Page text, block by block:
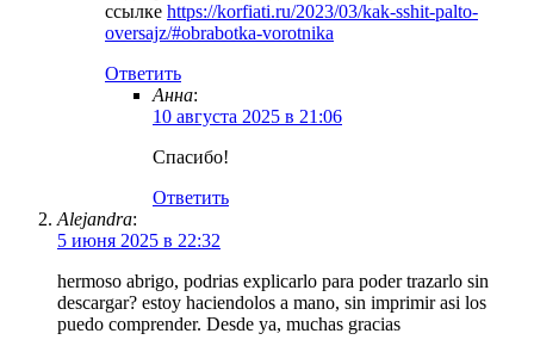
ссылке https://korfiati.ru/2023/03/kak-sshit-palto-
oversajz/#obrabotka-vorotnika
Ответить
Анна:
10 августа 2025 в 21:06
Спасибо!
Ответить
Alejandra:
5 июня 2025 в 22:32
hermoso abrigo, podrias explicarlo para poder trazarlo sin
descargar? estoy haciendolos a mano, sin imprimir asi los
puedo comprender. Desde ya, muchas gracias